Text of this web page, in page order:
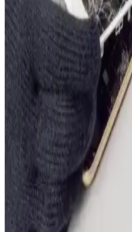
Teknik Sorunlar ve
iPhone 15'in güvenliği ve teknik
kasko ve sigorta seçenekleri,
bilgi içerir.
2025'te iPhone 15 Kasko
Gerçekten Koruyun
iPhone 15'inizi 2025'te kapsamlı
alın. Detayları öğrenin,
Telefon Kasko Fiyatları
Seçenekleri Hakkında
Telefon kasko fiyatları, model ve
piyasa ve sigorta seçeneklerini
koruyabilirsiniz.